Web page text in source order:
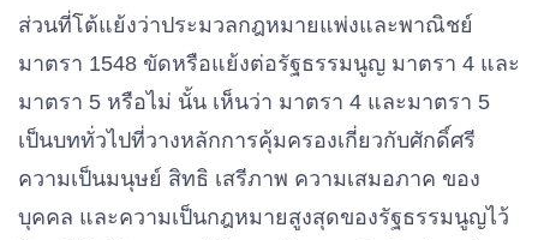
ส่วนที่โต้แย้งว่าประมวลกฎหมายแพ่งและพาณิชย์
มาตรา 1548 ขัดหรือแย้งต่อรัฐธรรมนูญ มาตรา 4 และ
มาตรา 5 หรือไม่ นั้น เห็นว่า มาตรา 4 และมาตรา 5
เป็นบททั่วไปที่วางหลักการคุ้มครองเกี่ยวกับศักดิ์ศรี
ความเป็นมนุษย์ สิทธิ เสรีภาพ ความเสมอภาค ของ
บุคคล และความเป็นกฎหมายสูงสุดของรัฐธรรมนูญไว้